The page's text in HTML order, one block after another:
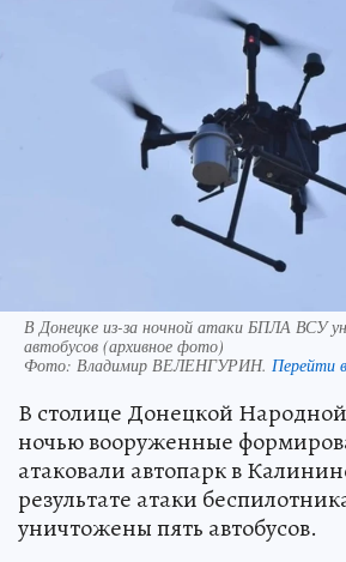
В Донецке из-за ночной атаки БПЛА ВСУ
автобусов (архивное фото)
Фото: Владимир ВЕЛЕНГУРИН. Перейти
В столице Донецкой
ночью вооруженные
атаковали автопарк в
результате атаки
уничтожены пять автобусов.